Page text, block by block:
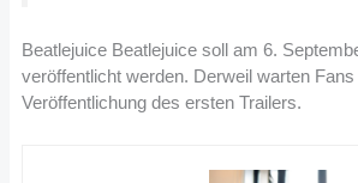
Beatlejuice Beatlejuice soll am 6.
veröffentlicht werden. Derweil warten
Veröffentlichung des ersten Trailers.